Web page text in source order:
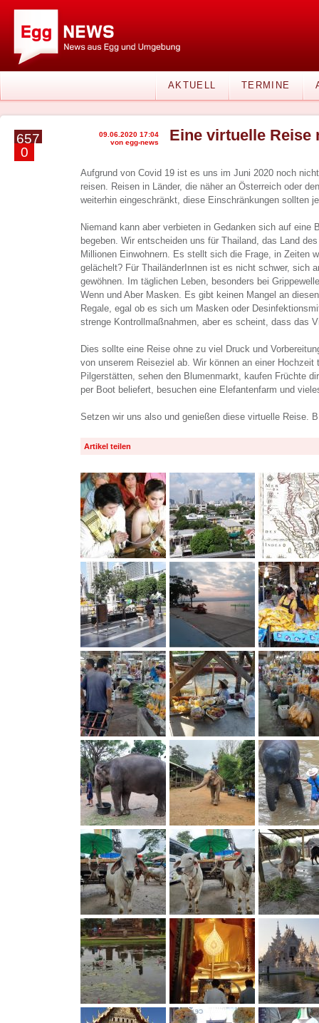
AKTUELL TERMINE
657
0
09.06.2020 17:04
von egg-news
Eine virtuelle Reise
Aufgrund von Covid 19 ist es uns im Juni 2020 noch
reisen. Reisen in Länder, die näher an Österreich oder
weiterhin eingeschränkt, diese Einschränkungen sollten
Niemand kann aber verbieten in Gedanken sich auf eine
begeben. Wir entscheiden uns für Thailand, das Land
Millionen Einwohnern. Es stellt sich die Frage, in Zeiten
gelächelt? Für ThailänderInnen ist es nicht schwer, sich
gewöhnen. Im täglichen Leben, besonders bei
Wenn und Aber Masken. Es gibt keinen Mangel an
Regale, egal ob es sich um Masken oder
strenge Kontrollmaßnahmen, aber es scheint, dass das
Dies sollte eine Reise ohne zu viel Druck und
von unserem Reiseziel ab. Wir können an einer Hochzeit
Pilgerstätten, sehen den Blumenmarkt, kaufen Früchte
per Boot beliefert, besuchen eine Elefantenfarm und
Setzen wir uns also und genießen diese virtuelle Reise.
Artikel teilen